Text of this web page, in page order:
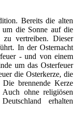
Bereits die alten
um die Sonne auf die
vertreiben. Dieser
In der Osternacht
- und von einem
um das Osterfeuer
die Osterkerze, die
brennende Kerze
ohne religiösen
erhalten